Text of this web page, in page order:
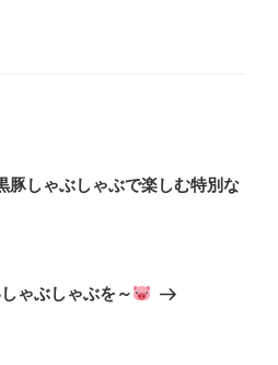
豚しゃぶしゃぶで楽しむ特別な
ゃぶしゃぶを～